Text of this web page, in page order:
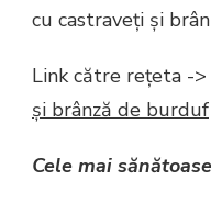
cu castraveți și
Link către rețeta ->
și brânză de burduf
Cele mai